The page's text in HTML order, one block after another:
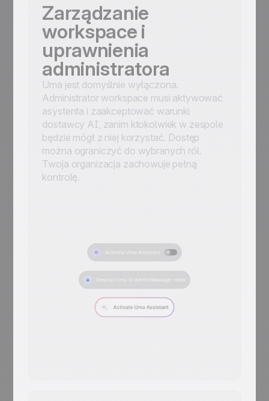
Zarządzanie
workspace i
uprawnienia
administratora
Uma jest domyślnie wyłączona.
Administrator workspace musi aktywować
asystenta i zaakceptować warunki
dostawcy AI, zanim ktokolwiek w zespole
będzie mógł z niej korzystać. Dostęp
można ograniczyć do wybranych ról.
Twoja organizacja zachowuje pełną
kontrolę.